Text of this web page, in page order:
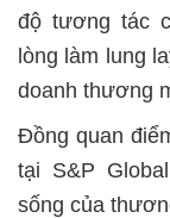
độ tương tác
lòng làm lung
doanh thương
Đồng quan
tại S&P
sống của